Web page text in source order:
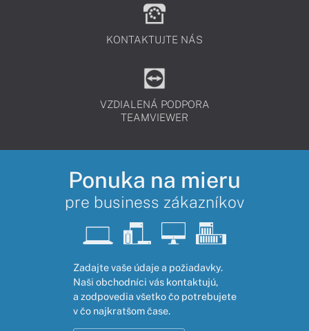
KONTAKTUJTE NÁS
VZDIALENÁ PODPORA
TEAMVIEWER
Ponuka na mieru
pre business zákazníkov
Zadajte vaše údaje a požiadavky.
Naši obchodníci vás kontaktujú,
a zodpovedia všetko čo potrebujete
v čo najkratšom čase.